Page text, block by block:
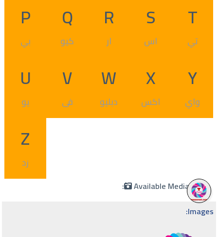
P
بي
Q
كيو
R
ار
S
اس
T
تي
U
يو
V
فى
W
دبليو
X
اكس
Y
واي
Z
زد
Available Media:
Images: